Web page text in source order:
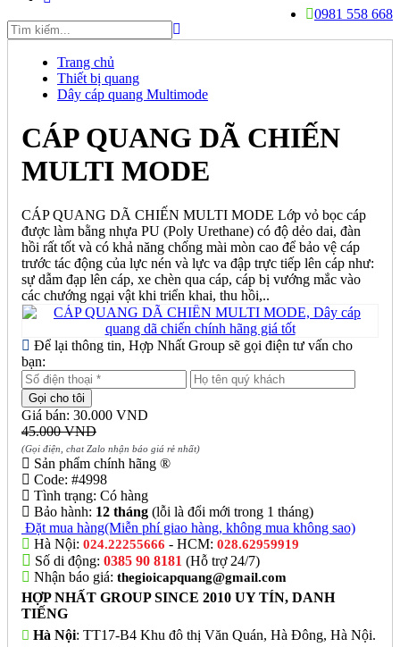
0981 558 668
Trang chủ
Thiết bị quang
Dây cáp quang Multimode
CÁP QUANG DÃ CHIẾN
MULTI MODE
CÁP QUANG DÃ CHIẾN MULTI MODE Lớp vỏ bọc cáp
được làm bằng nhựa PU (Poly Urethane) có độ dẻo dai, đàn
hồi rất tốt và có khả năng chống mài mòn cao để bảo vệ cáp
trước tác động của lực nén và lực va đập trực tiếp lên cáp như:
sự dẫm đạp lên cáp, xe chèn qua cáp, cáp bị vướng mắc vào
các chướng ngại vật khi triển khai, thu hồi,..
Để lại thông tin, Hợp Nhất Group sẽ gọi điện tư vấn cho
bạn:
Giá bán: 30.000 VND
45.000 VND
(Gọi điện, chat Zalo nhận báo giá rẻ nhất)
Sản phẩm chính hãng ®
Code: #4998
Tình trạng: Có hàng
Bảo hành: 12 tháng (lỗi là đổi mới trong 1 tháng)
Đặt mua hàng(Miễn phí giao hàng, không mua không sao)
Hà Nội: 024.22255666 - HCM: 028.62959919
Số di động: 0385 90 8181 (Hỗ trợ 24/7)
Nhận báo giá: thegioicapquang@gmail.com
HỢP NHẤT GROUP SINCE 2010 UY TÍN, DANH
TIẾNG
Hà Nội: TT17-B4 Khu đô thị Văn Quán, Hà Đông, Hà Nội.